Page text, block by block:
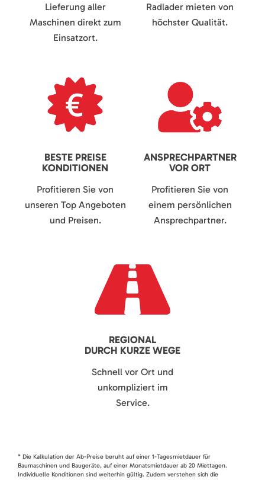
Lieferung aller
Maschinen direkt zum
Einsatzort.
Radlader mieten von
höchster Qualität.
BESTE PREISE
KONDITIONEN
Profitieren Sie von
unseren Top Angeboten
und Preisen.
ANSPRECHPARTNER
VOR ORT
Profitieren Sie von
einem persönlichen
Ansprechpartner.
REGIONAL
DURCH KURZE WEGE
Schnell vor Ort und
unkompliziert im
Service.
* Die Kalkulation der Ab-Preise beruht auf einer 1-Tagesmietdauer für
Baumaschinen und Baugeräte, auf einer Monatsmietdauer ab 20 Miettagen.
Individuelle Konditionen sind weiterhin gültig. Zudem verstehen sich die